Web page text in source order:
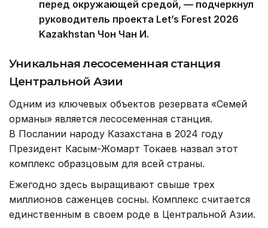
перед окружающей средой, — подчеркнул
руководитель проекта Let’s Forest 2026
Kazakhstan Чон Чан И.
Уникальная лесосеменная станция
Центральной Азии
Одним из ключевых объектов резервата «Семей
орманы» является лесосеменная станция.
В Послании народу Казахстана в 2024 году
Президент Касым-Жомарт Токаев назвал этот
комплекс образцовым для всей страны.
Ежегодно здесь выращивают свыше трех
миллионов саженцев сосны. Комплекс считается
единственным в своем роде в Центральной Азии.